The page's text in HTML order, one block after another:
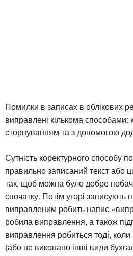
Помилки в записах в облікових
виправлені кількома способами:
сторнуванням та з допомогою
Сутність коректурного способу
правильно записаний текст або
так, щоб можна було добре
спочатку. Потім угорі записують
виправленим робить напис
робила виправлення, а також
виправлення робиться тоді,
(або не виконано інші види